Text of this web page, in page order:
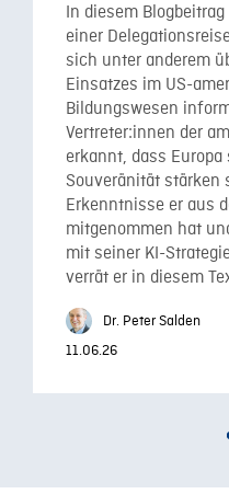
In diesem
einer
sich unter anderem
Einsatzes im US-
Bildungswesen
Vertreter:innen der
erkannt, dass
Souveränität stärken
Erkenntnisse er aus
mitgenommen hat
mit seiner KI-
verrät er in diesem
Dr. Peter Salden
11.06.26